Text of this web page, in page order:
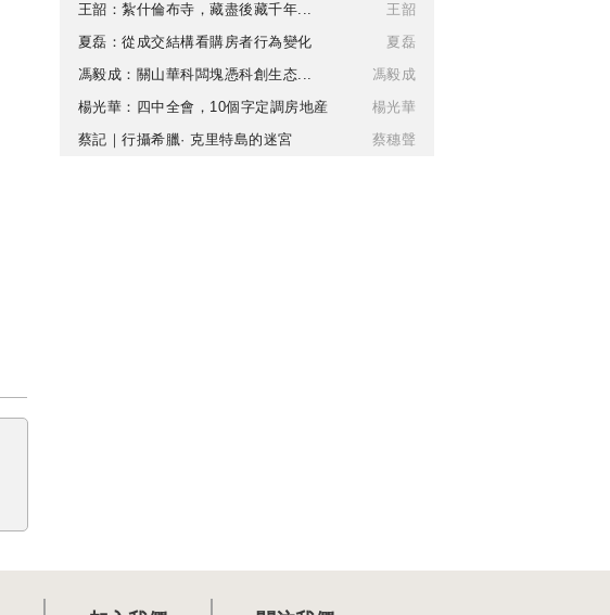
王韶：紮什倫布寺，藏盡後藏千年...
王韶
夏磊：從成交結構看購房者行為變化
夏磊
馮毅成：關山華科闆塊憑科創生态...
馮毅成
楊光華：四中全會，10個字定調房地産
楊光華
蔡記｜行攝希臘· 克里特島的迷宮
蔡穗聲